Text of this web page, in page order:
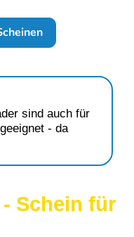
sind auch für
- da
Schein für